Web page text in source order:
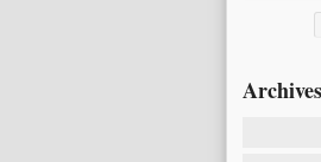
Archives